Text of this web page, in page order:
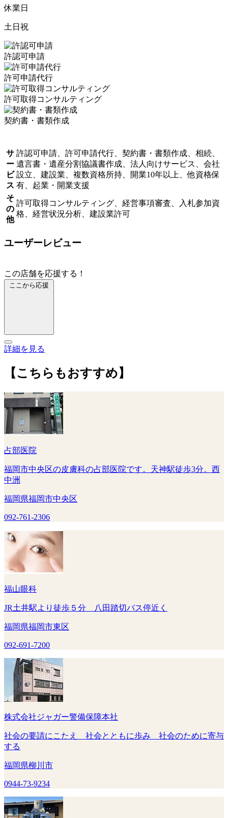
休業日
土日祝
許認可申請
許可申請代行
許可取得コンサルティング
契約書・書類作成
サ
ー
ビ
ス
許認可申請、許可申請代行、契約書・書類作成、相続、
遺言書・遺産分割協議書作成、法人向けサービス、会社
設立、建設業、複数資格所持、開業10年以上、他資格保
有、起業・開業支援
そ
の
他
許可取得コンサルティング、経営事項審査、入札参加資
格、経営状況分析、建設業許可
ユーザーレビュー
この店舗を応援する！
ここから応援
詳細を見る
【こちらもおすすめ】
占部医院
福岡市中央区の皮膚科の占部医院です。天神駅徒歩3分。西
中洲
福岡県福岡市中央区
092-761-2306
福山眼科
JR土井駅より徒歩５分 八田踏切バス停近く
福岡県福岡市東区
092-691-7200
株式会社ジャガー警備保障本社
社会の要請にこたえ 社会とともに歩み 社会のために寄与
する
福岡県柳川市
0944-73-9234